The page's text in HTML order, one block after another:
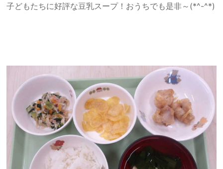
子どもたちに好評な豆乳スープ！おうちでも是非～(*^-^*)